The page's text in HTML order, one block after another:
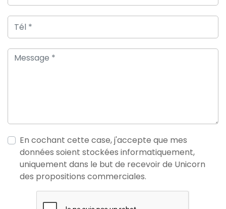
En cochant cette case, j'accepte que mes
données soient stockées informatiquement,
uniquement dans le but de recevoir de Unicorn
des propositions commerciales.